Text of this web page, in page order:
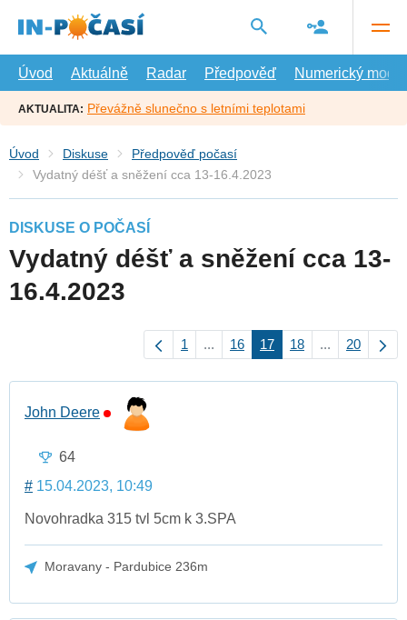
hlavní
Úvod
Aktuálně Radar Předpověď Numerický model
AKTUALITA: Převážně slunečno s letními teplotami
Úvod Diskuse
Předpověď počasí
Vydatný déšť a sněžení cca 13-16.4.2023
DISKUSE O POČASÍ
Vydatný déšť a sněžení cca 13-
16.4.2023
1 ... 16 17 18 ... 20
John Deere
64
# 15.04.2023, 10:49
Novohradka 315 tvl 5cm k 3.SPA
Moravany - Pardubice 236m